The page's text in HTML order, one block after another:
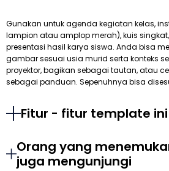
Gunakan untuk agenda kegiatan kelas,
lampion atau amplop merah), kuis
presentasi hasil karya siswa. Anda bisa
gambar sesuai usia murid serta konteks
proyektor, bagikan sebagai tautan, atau
sebagai panduan. Sepenuhnya bisa
Fitur - fitur template ini
Orang yang
juga mengunjungi